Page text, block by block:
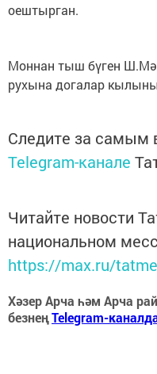
оештырган.
Моннан тыш бүген
рухына догалар
Следите за самым
Telegram-канале
Читайте новости
национальном
https://max.ru/
Хәзер Арча һәм Арча
безнеңTelegram-